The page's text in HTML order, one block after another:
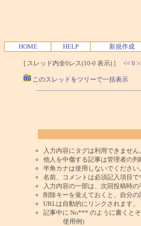
HOME HELP 新規作成
[ スレッド内全0レス(10-0 表示) ] << 0
このスレッドをツリーで一括表示
入力内容にタグは利用できません
他人を中傷する記事は管理者の判
半角カナは使用しないでください
名前、コメントは必須記入項目で
入力内容の一部は、次回投稿時
削除キーを覚えておくと、自分の
URLは自動的にリンクされます。
記事中に No*** のように書くと
使用例)